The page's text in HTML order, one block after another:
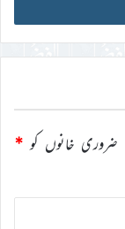
ضروری خانوں کو *